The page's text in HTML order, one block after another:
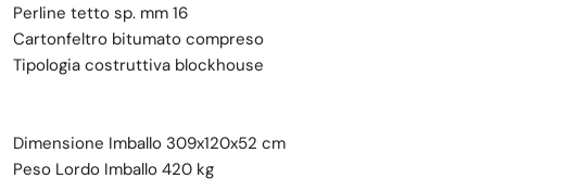
Perline tetto sp. mm 16
Cartonfeltro bitumato compreso
Tipologia costruttiva blockhouse
Dimensione Imballo 309x120x52 cm
Peso Lordo Imballo 420 kg